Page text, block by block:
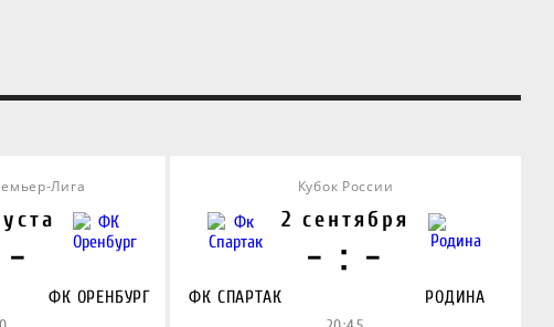
Лига
-
ФК ОРЕНБУРГ
Кубок России
ФК СПАРТАК
- : -
РОДИНА
2 сентября